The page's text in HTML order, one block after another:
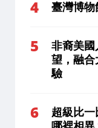
臺灣博物
非裔美國
望，融合
驗
超級比一